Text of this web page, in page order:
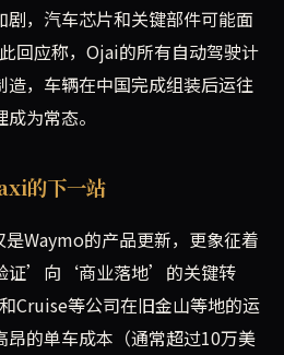
剧，汽车芯片和关键部件可能面
回应称，Ojai的所有自动驾驶计
，车辆在中国完成组装后运往
为常态。
的下一站
Waymo的产品更新，更象征着
证’向‘商业落地’的关键转
Cruise等公司在旧金山等地的运
昂的单车成本（通常超过10万美